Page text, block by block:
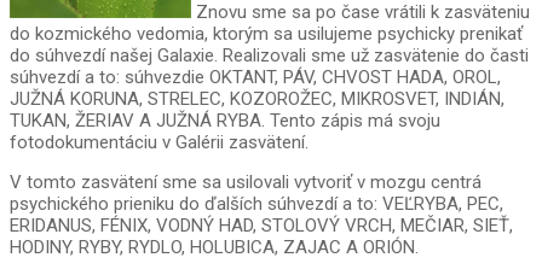
Znovu sme sa po čase vrátili k zasväteniu
do kozmického vedomia, ktorým sa usilujeme psychicky prenikať
do súhvezdí našej Galaxie. Realizovali sme už zasvätenie do časti
súhvezdí a to: súhvezdie OKTANT, PÁV, CHVOST HADA, OROL,
JUŽNÁ KORUNA, STRELEC, KOZOROŽEC, MIKROSVET, INDIÁN,
TUKAN, ŽERIAV A JUŽNÁ RYBA. Tento zápis má svoju
fotodokumentáciu v Galérii zasvätení.
V tomto zasvätení sme sa usilovali vytvoriť v mozgu centrá
psychického prieniku do ďalších súhvezdí a to: VEĽRYBA, PEC,
ERIDANUS, FÉNIX, VODNÝ HAD, STOLOVÝ VRCH, MEČIAR, SIEŤ,
HODINY, RYBY, RYDLO, HOLUBICA, ZAJAC A ORIÓN.